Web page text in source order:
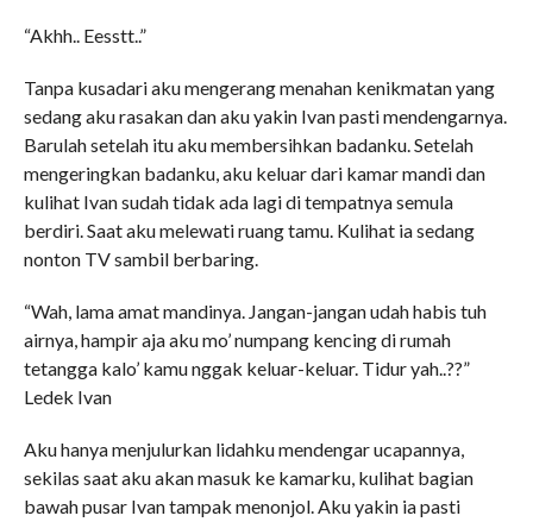
“Akhh.. Eesstt..”
Tanpa kusadari aku mengerang menahan kenikmatan yang
sedang aku rasakan dan aku yakin Ivan pasti mendengarnya.
Barulah setelah itu aku membersihkan badanku. Setelah
mengeringkan badanku, aku keluar dari kamar mandi dan
kulihat Ivan sudah tidak ada lagi di tempatnya semula
berdiri. Saat aku melewati ruang tamu. Kulihat ia sedang
nonton TV sambil berbaring.
“Wah, lama amat mandinya. Jangan-jangan udah habis tuh
airnya, hampir aja aku mo’ numpang kencing di rumah
tetangga kalo’ kamu nggak keluar-keluar. Tidur yah..??”
Ledek Ivan
Aku hanya menjulurkan lidahku mendengar ucapannya,
sekilas saat aku akan masuk ke kamarku, kulihat bagian
bawah pusar Ivan tampak menonjol. Aku yakin ia pasti